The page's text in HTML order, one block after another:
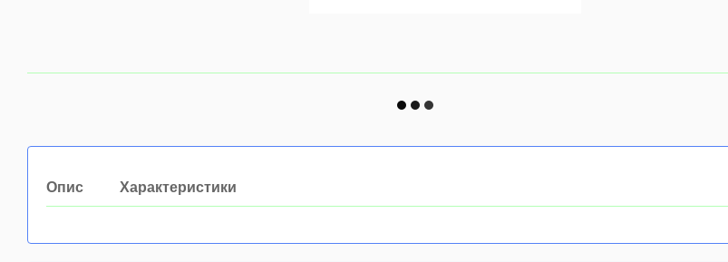
Опис Характеристики